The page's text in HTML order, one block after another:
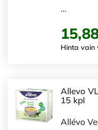
…
Hinta vain
Allevo
15 kpl
Allévo